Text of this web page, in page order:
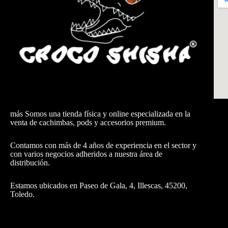
más Somos una tienda física y online especializada en la
venta de cachimbas, pods y accesorios premium.
Contamos con más de 4 años de experiencia en el sector y
con varios negocios adheridos a nuestra área de
distribución.
Estamos ubicados en Paseo de Gala, 4, Illescas, 45200,
Toledo.